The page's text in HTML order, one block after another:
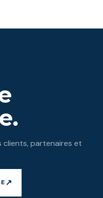
clients, partenaires et
↗